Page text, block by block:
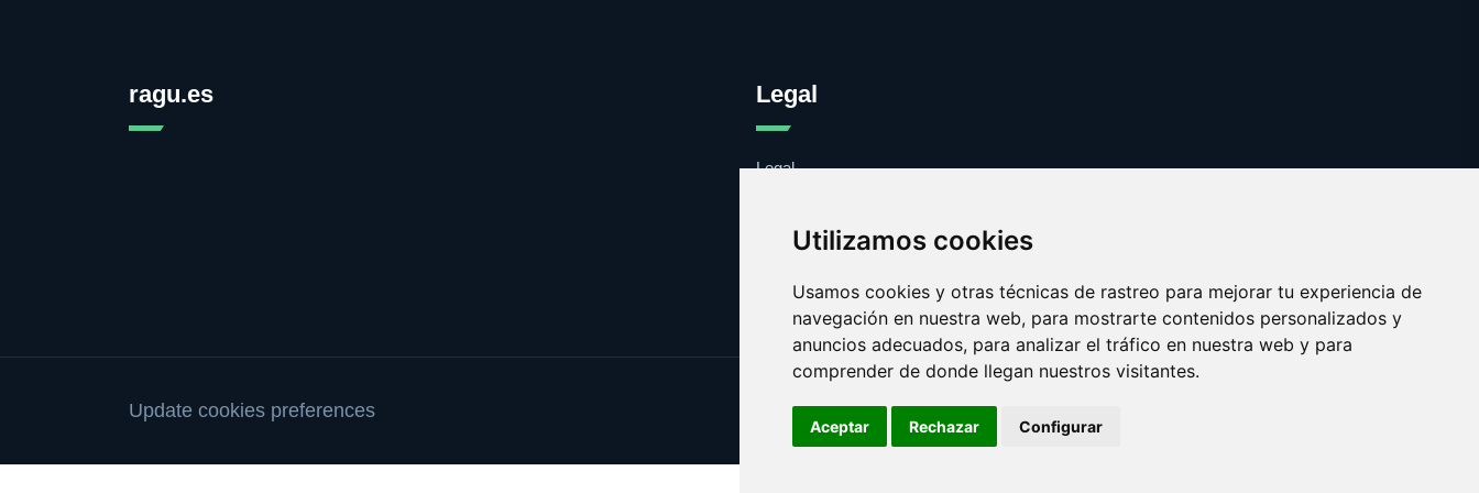
Utilizamos cookies
Usamos cookies y otras técnicas de rastreo para mejorar tu experiencia de
navegación en nuestra web, para mostrarte contenidos personalizados y
anuncios adecuados, para analizar el tráfico en nuestra web y para
comprender de donde llegan nuestros visitantes.
Aceptar Rechazar Configurar
ragu.es Legal
Legal
Contacto
Update cookies preferences